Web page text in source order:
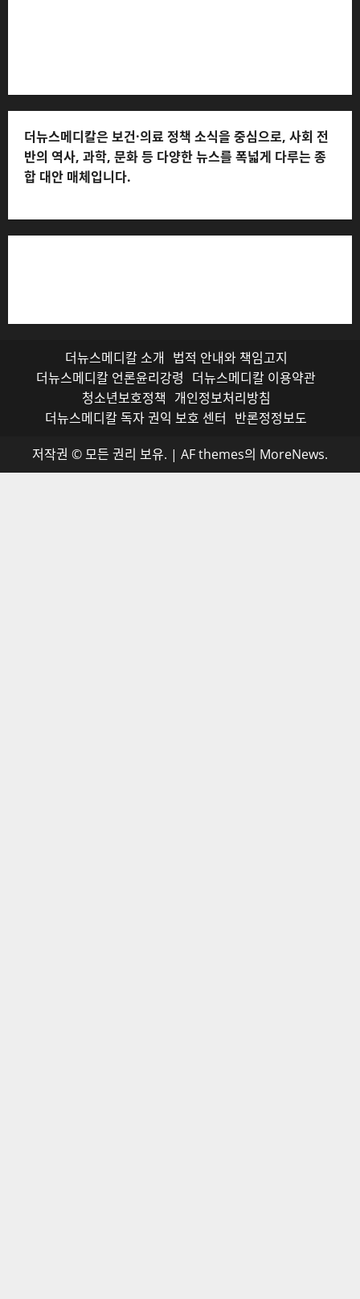
더뉴스메디칼은 보건·의료 정책 소식을 중심으로, 사회 전
반의 역사, 과학, 문화 등 다양한 뉴스를 폭넓게 다루는 종
합 대안 매체입니다.
더뉴스메디칼 소개 법적 안내와 책임고지
더뉴스메디칼 언론윤리강령 더뉴스메디칼 이용약관
청소년보호정책 개인정보처리방침
더뉴스메디칼 독자 권익 보호 센터 반론정정보도
저작권 © 모든 권리 보유. | AF themes의 MoreNews.